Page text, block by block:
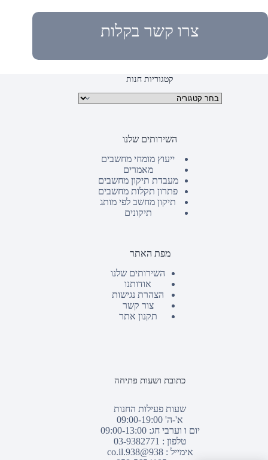
צרו קשר בקלות
קטגוריות חנות
קטגוריות מוצרים
השירותים שלנו
ייעוץ מומחי מחשבים
מאמרים
מעבדת תיקון מחשבים
פתרון תקלות מחשבים
תיקון מחשב לפי מותג
תיקונים
מפת האתר
השירותים שלנו
אודותנו
הצהרת נגישות
צור קשר
תקנון אתר
כתובת ושעות פתיחה
שעות פעילות החנות
א'-ה' 09:00-19:00
יום ו וערבי חג: 09:00-13:00
טלפון : 03-9382771
אימייל :938@938.co.il